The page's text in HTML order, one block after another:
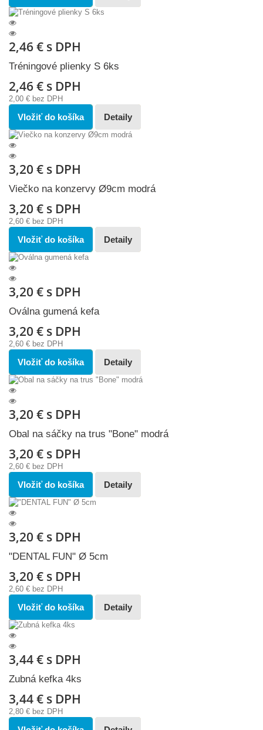
2,46 € s DPH
Tréningové plienky S 6ks
2,46 € s DPH
2,00 € bez DPH
Vložiť do košíka Detaily
3,20 € s DPH
Viečko na konzervy Ø9cm modrá
3,20 € s DPH
2,60 € bez DPH
Vložiť do košíka Detaily
3,20 € s DPH
Oválna gumená kefa
3,20 € s DPH
2,60 € bez DPH
Vložiť do košíka Detaily
3,20 € s DPH
Obal na sáčky na trus "Bone" modrá
3,20 € s DPH
2,60 € bez DPH
Vložiť do košíka Detaily
3,20 € s DPH
"DENTAL FUN" Ø 5cm
3,20 € s DPH
2,60 € bez DPH
Vložiť do košíka Detaily
3,44 € s DPH
Zubná kefka 4ks
3,44 € s DPH
2,80 € bez DPH